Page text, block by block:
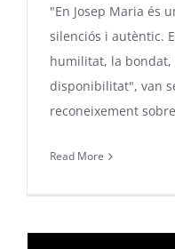
"En Josep Maria és
silenciós i autèntic.
humilitat, la bondat,
disponibilitat", van
reconeixement
Read More